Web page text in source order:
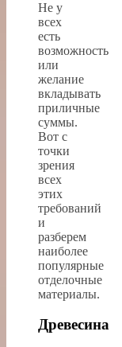
Не у
всех
есть
возможность
или
желание
вкладывать
приличные
суммы.
Вот с
точки
зрения
всех
этих
требований
и
разберем
наиболее
популярные
отделочные
материалы.
Древесина